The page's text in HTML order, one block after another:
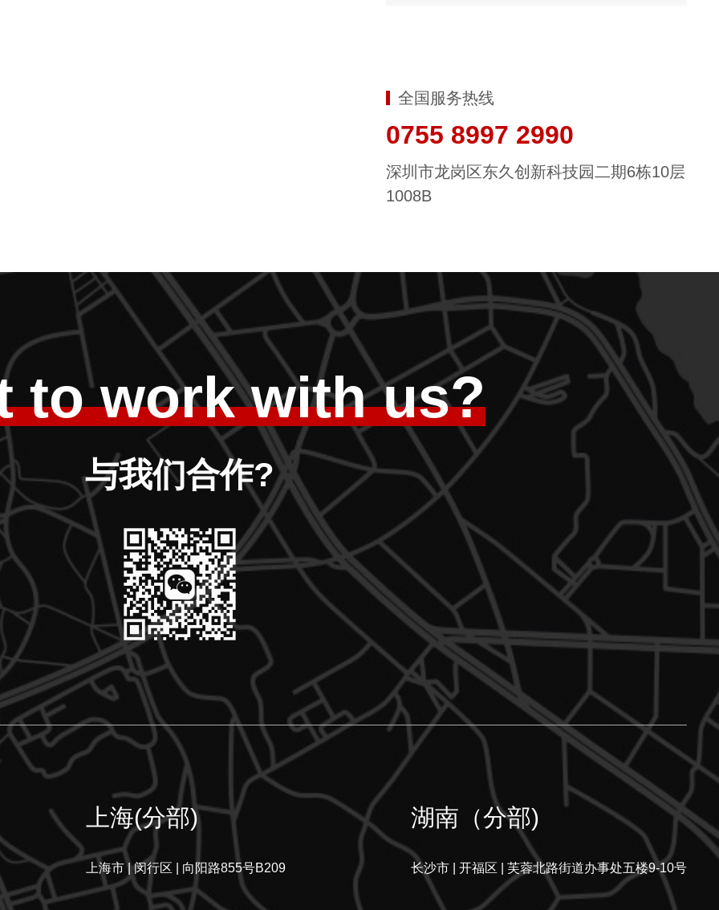
全国服务热线
0755 8997 2990
深圳市龙岗区东久创新科技园二期6栋10层
1008B
to work with us?
与我们合作?
上海(分部)
上海市 | 闵行区 | 向阳路855号B209
湖南（分部)
长沙市 | 开福区 | 芙蓉北路街道办事处五楼9-10号